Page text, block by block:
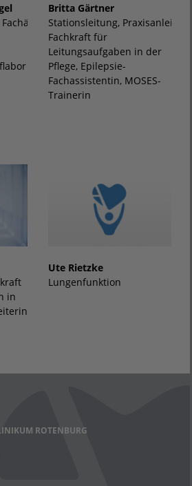
Britta Gärtner
Stationsleitung, Praxisanleiter,
Fachkraft für
Leitungsaufgaben in der
Pflege, Epilepsie-
Fachassistentin, MOSES-
Trainerin
in
Ute Rietzke
Lungenfunktion
ROTENBURG